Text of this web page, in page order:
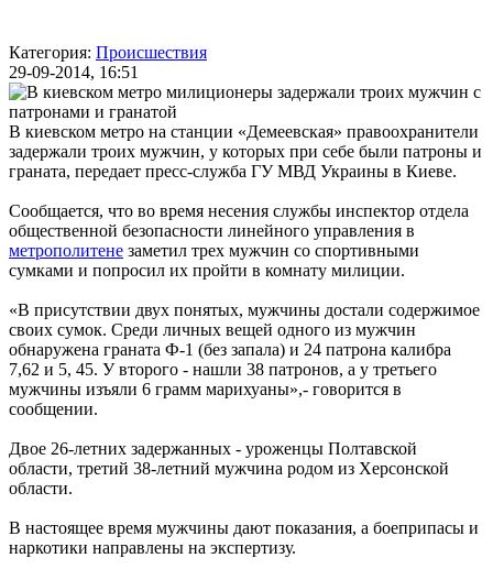
Категория: Происшествия
29-09-2014, 16:51
В киевском метро на станции «Демеевская» правоохранители
задержали троих мужчин, у которых при себе были патроны и
граната, передает пресс-служба ГУ МВД Украины в Киеве.
Сообщается, что во время несения службы инспектор отдела
общественной безопасности линейного управления в
метрополитене заметил трех мужчин со спортивными
сумками и попросил их пройти в комнату милиции.
«В присутствии двух понятых, мужчины достали содержимое
своих сумок. Среди личных вещей одного из мужчин
обнаружена граната Ф-1 (без запала) и 24 патрона калибра
7,62 и 5, 45. У второго - нашли 38 патронов, а у третьего
мужчины изъяли 6 грамм марихуаны»,- говорится в
сообщении.
Двое 26-летних задержанных - уроженцы Полтавской
области, третий 38-летний мужчина родом из Херсонской
области.
В настоящее время мужчины дают показания, а боеприпасы и
наркотики направлены на экспертизу.